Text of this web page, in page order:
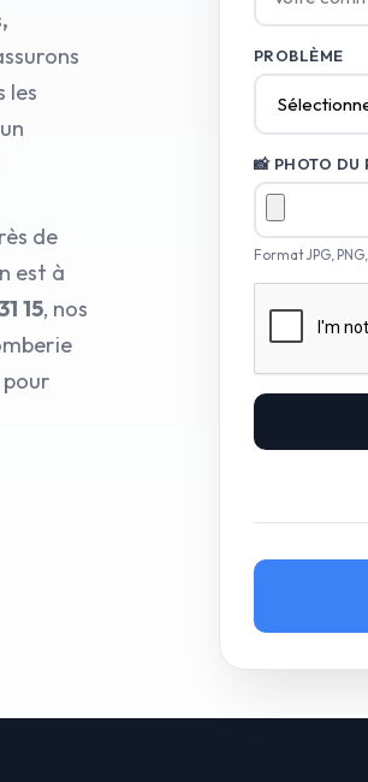
les
de
est à
15, nos
PROBLÈME
📸 PHOTO DU
Format JPG,